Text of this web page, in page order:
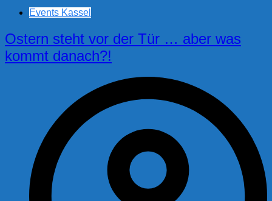
Events Kassel
Ostern steht vor der Tür … aber was
kommt danach?!